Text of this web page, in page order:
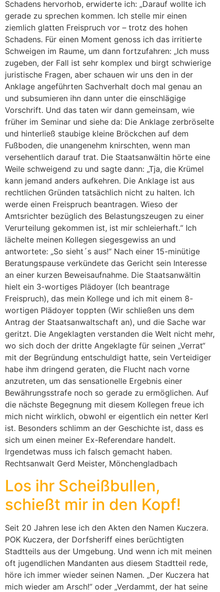
Schadens hervorhob, erwiderte ich: „Darauf wollte ich
gerade zu sprechen kommen. Ich stelle mir einen
ziemlich glatten Freispruch vor – trotz des hohen
Schadens. Für einen Moment genoss ich das irritierte
Schweigen im Raume, um dann fortzufahren: „Ich muss
zugeben, der Fall ist sehr komplex und birgt schwierige
juristische Fragen, aber schauen wir uns den in der
Anklage angeführten Sachverhalt doch mal genau an
und subsumieren ihn dann unter die einschlägige
Vorschrift. Und das taten wir dann gemeinsam, wie
früher im Seminar und siehe da: Die Anklage zerbröselte
und hinterließ staubige kleine Bröckchen auf dem
Fußboden, die unangenehm knirschten, wenn man
versehentlich darauf trat. Die Staatsanwältin hörte eine
Weile schweigend zu und sagte dann: „Tja, die Krümel
kann jemand anders aufkehren. Die Anklage ist aus
rechtlichen Gründen tatsächlich nicht zu halten. Ich
werde einen Freispruch beantragen. Wieso der
Amtsrichter bezüglich des Belastungszeugen zu einer
Verurteilung gekommen ist, ist mir schleierhaft.“ Ich
lächelte meinen Kollegen siegesgewiss an und
antwortete: „So sieht´s aus!“ Nach einer 15-minütige
Beratungspause verkündete das Gericht sein Interesse
an einer kurzen Beweisaufnahme. Die Staatsanwältin
hielt ein 3-wortiges Plädoyer (Ich beantrage
Freispruch), das mein Kollege und ich mit einem 8-
wortigen Plädoyer toppten (Wir schließen uns dem
Antrag der Staatsanwaltschaft an), und die Sache war
geritzt. Die Angeklagten verstanden die Welt nicht mehr,
wo sich doch der dritte Angeklagte für seinen „Verrat“
mit der Begründung entschuldigt hatte, sein Verteidiger
habe ihm dringend geraten, die Flucht nach vorne
anzutreten, um das sensationelle Ergebnis einer
Bewährungsstrafe noch so gerade zu ermöglichen. Auf
die nächste Begegnung mit diesem Kollegen freue ich
mich nicht wirklich, obwohl er eigentlich ein netter Kerl
ist. Besonders schlimm an der Geschichte ist, dass es
sich um einen meiner Ex-Referendare handelt.
Irgendetwas muss ich falsch gemacht haben.
Rechtsanwalt Gerd Meister, Mönchengladbach
Los ihr Scheißbullen,
schießt mir in den Kopf!
Seit 20 Jahren lese ich den Akten den Namen Kuczera.
POK Kuczera, der Dorfsheriff eines berüchtigten
Stadtteils aus der Umgebung. Und wenn ich mit meinen
oft jugendlichen Mandanten aus diesem Stadtteil rede,
höre ich immer wieder seinen Namen. „Der Kuczera hat
mich wieder am Arsch!“ oder „Verdammt, der hat seine